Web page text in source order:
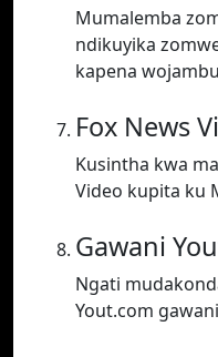
Mumalemba
ndikuyika
kapena
Fox News
Kusintha kwa
Video kupita ku
Gawani
Ngati
Yout.com